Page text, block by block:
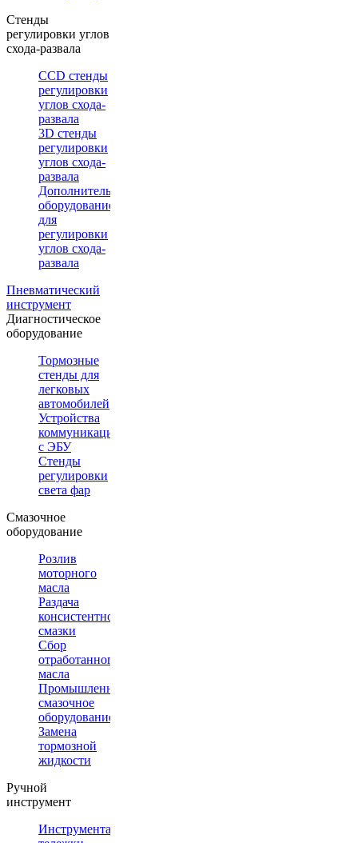
Стенды
регулировки углов
схода-развала
CCD стенды
регулировки
углов схода-
развала
3D стенды
регулировки
углов схода-
развала
Дополнительное
оборудование
для
регулировки
углов схода-
развала
Пневматический
инструмент
Диагностическое
оборудование
Тормозные
стенды для
легковых
автомобилей
Устройства
коммуникации
с ЭБУ
Стенды
регулировки
света фар
Смазочное
оборудование
Розлив
моторного
масла
Раздача
консистентной
смазки
Сбор
отработанного
масла
Промышленное
смазочное
оборудование
Замена
тормозной
жидкости
Ручной
инструмент
Инструментальные